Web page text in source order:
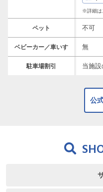
※詳細は
ペット 不可
ベビーカー／車いす 無
駐車場割引 当施
公